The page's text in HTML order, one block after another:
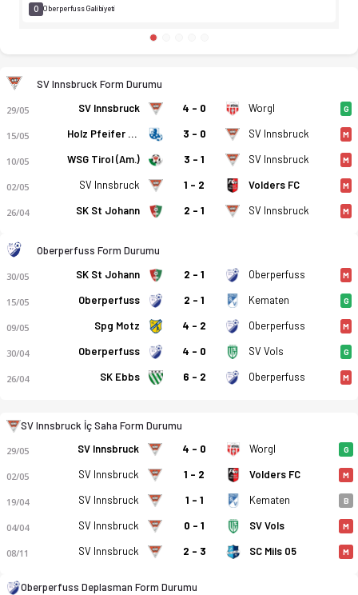
SV Innsbruck - Oberperfuss 4-1 bitti. Gol anları, kadro,
0 Oberperfuss Galibiyeti
SV Innsbruck Form Durumu
29/05 SV Innsbruck 4 - 0 Worgl G
15/05 Holz Pfeifer Kundl 3 - 0 SV Innsbruck M
10/05 WSG Tirol (Am.) 3 - 1 SV Innsbruck M
02/05 SV Innsbruck 1 - 2 Volders FC M
26/04 SK St Johann 2 - 1 SV Innsbruck M
Oberperfuss Form Durumu
30/05 SK St Johann 2 - 1 Oberperfuss M
15/05 Oberperfuss 2 - 1 Kematen G
09/05 Spg Motz 4 - 2 Oberperfuss M
30/04 Oberperfuss 4 - 0 SV Vols G
26/04 SK Ebbs 6 - 2 Oberperfuss M
SV Innsbruck İç Saha Form Durumu
29/05 SV Innsbruck 4 - 0 Worgl G
02/05 SV Innsbruck 1 - 2 Volders FC M
19/04 SV Innsbruck 1 - 1 Kematen B
04/04 SV Innsbruck 0 - 1 SV Vols M
08/11 SV Innsbruck 2 - 3 SC Mils 05 M
Oberperfuss Deplasman Form Durumu